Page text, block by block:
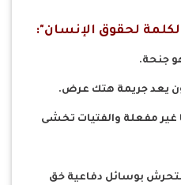
لحقوق الإنسان":
جنحة.
يعد جريمة هتك عرض.
غير مفعلة والفتيات تخشى
بوسائل دفاعية خق